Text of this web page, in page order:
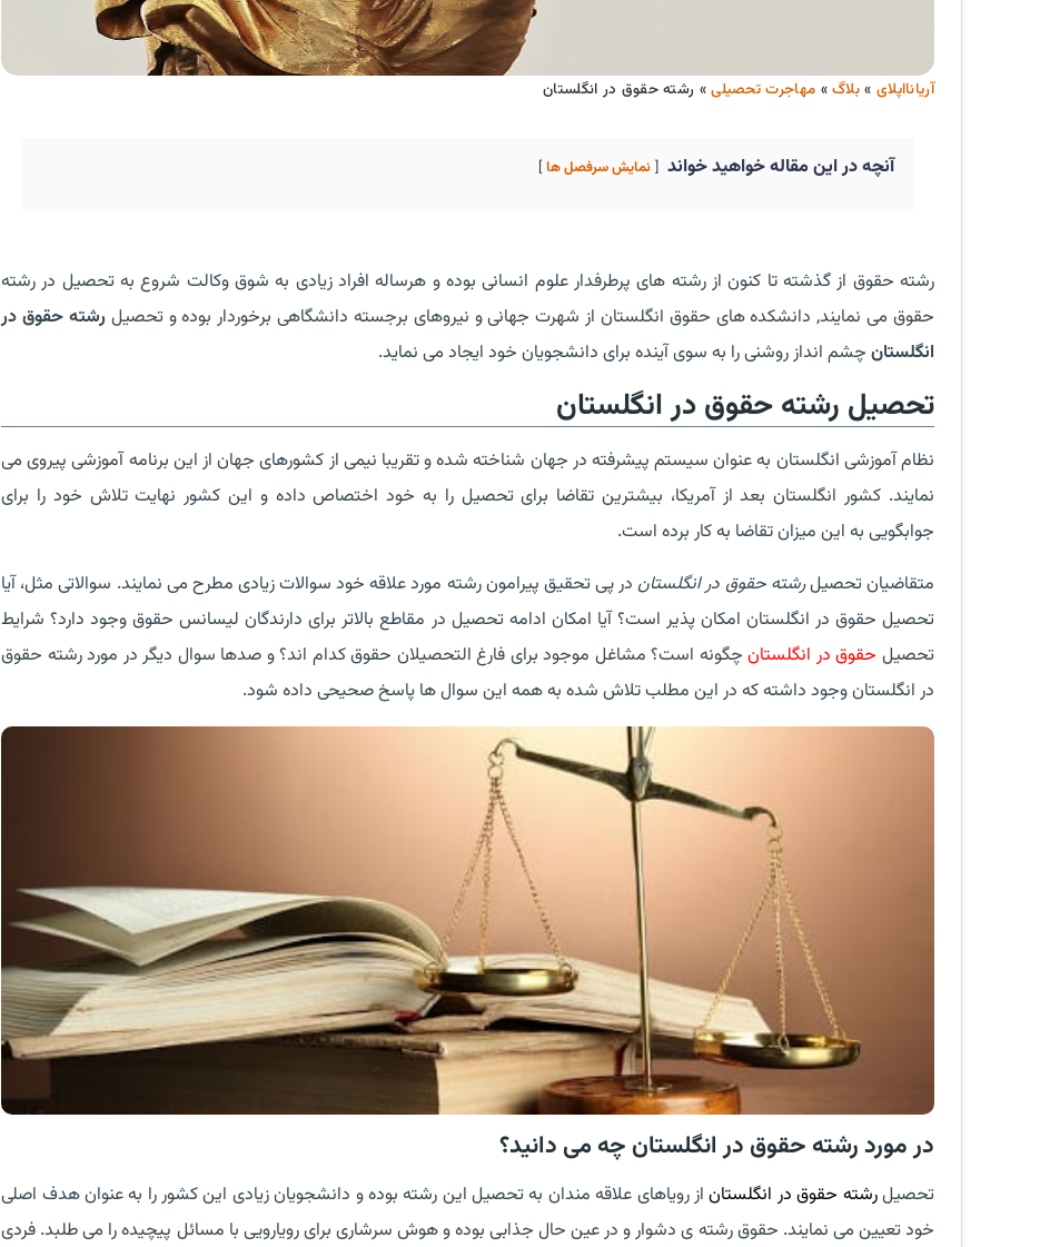
آریانااپلای »بلاگ» مهاجرت تحصیلی» رشته حقوق در انگلستان
آنچه در این مقاله خواهید خواند نمایش سرفصل ها
رشته حقوق از گذشته تا کنون از رشته های پرطرفدار علوم انسانی بوده و هرساله افراد زیادی به شوق وکالت شروع به تحصیل در رشته
حقوق می نمایند, دانشکده های حقوق انگلستان از شهرت جهانی و نیروهای برجسته دانشگاهی برخوردار بوده و تحصیل رشته حقوق در
انگلستان چشم انداز روشنی را به سوی آینده برای دانشجویان خود ایجاد می نماید.
تحصیل رشته حقوق در انگلستان
نظام آموزشی انگلستان به عنوان سیستم پیشرفته در جهان شناخته شده و تقریبا نیمی از کشورهای جهان از این برنامه آموزشی پیروی می
نمایند. کشور انگلستان بعد از آمریکا، بیشترین تقاضا برای تحصیل را به خود اختصاص داده و این کشور نهایت تلاش خود را برای
جوابگویی به این میزان تقاضا به کار برده است.
متقاضیان تحصیلرشته حقوق در انگلستان در پی تحقیق پیرامون رشته مورد علاقه خود سوالات زیادی مطرح می نمایند. سوالاتی مثل، آیا
تحصیل حقوق در انگلستان امکان پذیر است؟ آیا امکان ادامه تحصیل در مقاطع بالاتر برای دارندگان لیسانس حقوق وجود دارد؟ شرایط
تحصیل حقوق در انگلستانچگونه است؟ مشاغل موجود برای فارغ التحصیلان حقوق کدام اند؟ و صدها سوال دیگر در مورد رشته حقوق
در انگلستان وجود داشته که در این مطلب تلاش شده به همه این سوال ها پاسخ صحیحی داده شود.
در مورد رشته حقوق در انگلستان چه می دانید؟
تحصیلرشته حقوق در انگلستاناز رویاهای علاقه مندان به تحصیل این رشته بوده و دانشجویان زیادی این کشور را به عنوان هدف اصلی
خود تعیین می نمایند. حقوق رشته ی دشوار و در عین حال جذابی بوده و هوش سرشاری برای رویارویی با مسائل پیچیده را می طلبد. فردی